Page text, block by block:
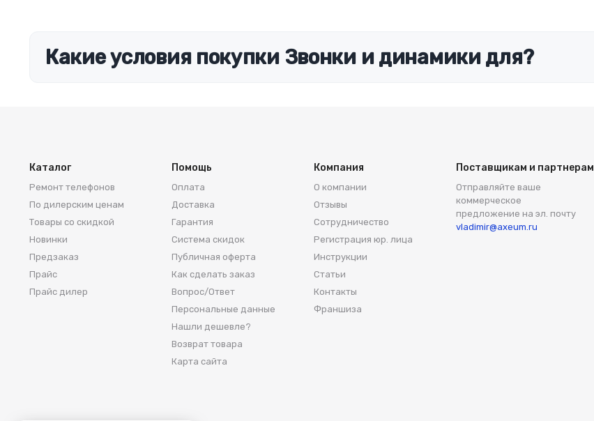
сориентироваться в разъемах, элементах
крепления, электрических параметрах и прочих
Какие условия покупки Звонки и динамики для?
Каталог
Ремонт телефонов
По дилерским ценам
Товары со скидкой
Новинки
Предзаказ
Прайс
Прайс дилер
Помощь
Оплата
Доставка
Гарантия
Система скидок
Публичная оферта
Как сделать заказ
Вопрос/Ответ
Персональные данные
Нашли дешевле?
Возврат товара
Карта сайта
Компания
О компании
Отзывы
Сотрудничество
Регистрация юр. лица
Инструкции
Статьи
Контакты
Франшиза
Поставщикам и партнерам
Отправляйте ваше
коммерческое
предложение на эл. почту
vladimir@axeum.ru